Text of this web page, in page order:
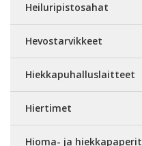
Heiluripistosahat
Hevostarvikkeet
Hiekkapuhalluslaitteet
Hiertimet
Hioma- ja hiekkapaperit